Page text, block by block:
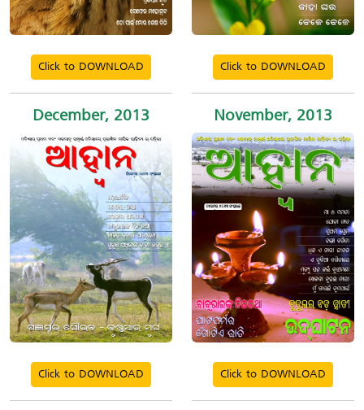
Click to DOWNLOAD Click to DOWNLOAD
December, 2013
Click to DOWNLOAD
November, 2013
Click to DOWNLOAD